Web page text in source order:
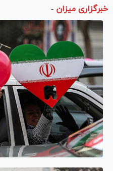
خبرگزاری میزان -